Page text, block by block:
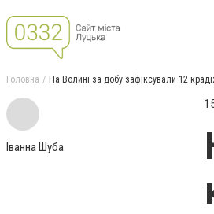
Головна На Волині за добу зафіксували 12
Іванна Шуба